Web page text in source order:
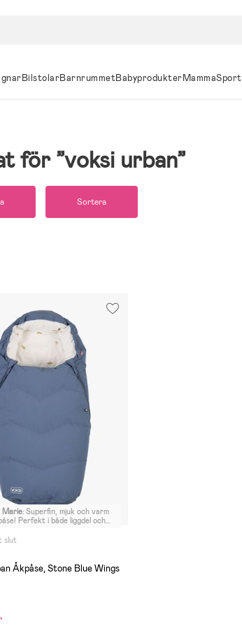
BilstolarBarnrummetBabyprodukterMammaSport
för voksi urban
Sortera
slut
Marie: Superfin, mjuk och varm
Perfekt i både liggdel och
Åkpåse, Stone Blue Wings